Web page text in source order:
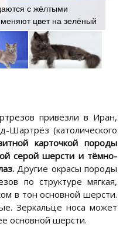
с жёлтыми
цвет на зелёный
привезли в Иран,
(католического
карточкой породы
серой шерсти и тёмно-
Другие окрасы породы
по структуре мягкая,
в тон основной шерсти.
Зеркальце носа может
основной шерсти.